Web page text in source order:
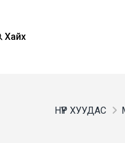
Хайх
НҮҮР ХУУДАС